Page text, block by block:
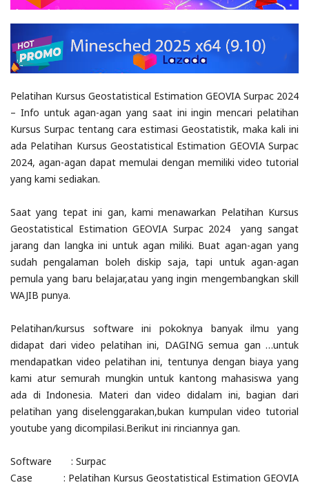
Pelatihan Kursus Geostatistical Estimation GEOVIA Surpac 2024
– Info untuk agan-agan yang saat ini ingin mencari pelatihan
Kursus Surpac tentang cara estimasi Geostatistik, maka kali ini
ada Pelatihan Kursus Geostatistical Estimation GEOVIA Surpac
2024, agan-agan dapat memulai dengan memiliki video tutorial
yang kami sediakan.
Saat yang tepat ini gan, kami menawarkan Pelatihan Kursus
Geostatistical Estimation GEOVIA Surpac 2024 yang sangat
jarang dan langka ini untuk agan miliki. Buat agan-agan yang
sudah pengalaman boleh diskip saja, tapi untuk agan-agan
pemula yang baru belajar,atau yang ingin mengembangkan skill
WAJIB punya.
Pelatihan/kursus software ini pokoknya banyak ilmu yang
didapat dari video pelatihan ini, DAGING semua gan …untuk
mendapatkan video pelatihan ini, tentunya dengan biaya yang
kami atur semurah mungkin untuk kantong mahasiswa yang
ada di Indonesia. Materi dan video didalam ini, bagian dari
pelatihan yang diselenggarakan,bukan kumpulan video tutorial
youtube yang dicompilasi.Berikut ini rinciannya gan.
Software : Surpac
Case : Pelatihan Kursus Geostatistical Estimation GEOVIA